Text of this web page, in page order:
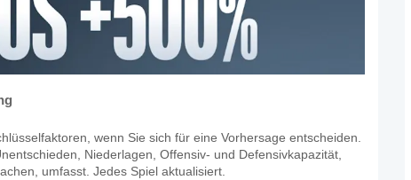
wenn Sie sich für eine Vorhersage entscheiden.
Niederlagen, Offensiv- und Defensivkapazität,
umfasst. Jedes Spiel aktualisiert.